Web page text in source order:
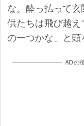
な。酔っ払って
供たちは飛び越
の一つかな」と頭
ADの